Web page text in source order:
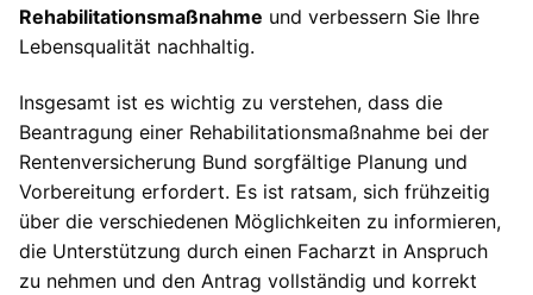
Rehabilitationsmaßnahme und verbessern Sie Ihre
Lebensqualität nachhaltig.
Insgesamt ist es wichtig zu verstehen, dass die
Beantragung einer Rehabilitationsmaßnahme bei der
Rentenversicherung Bund sorgfältige Planung und
Vorbereitung erfordert. Es ist ratsam, sich frühzeitig
über die verschiedenen Möglichkeiten zu informieren,
die Unterstützung durch einen Facharzt in Anspruch
zu nehmen und den Antrag vollständig und korrekt